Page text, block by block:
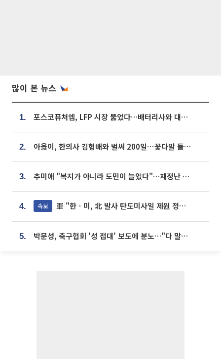
많이 본 뉴스
1. 포스코퓨처엠, LFP 시장 뚫었다…배터리사와 대규모 장기 공급 합의
2. 아옳이, 한의사 김형배와 벌써 200일⋯꽃다발 들고 "프러포즈 아냐"
3. 추미애 "복지가 아니라 도민이 늘었다"…재정난 책임론 정면돌파
4. 속보 軍 "한ㆍ미, 北 발사 탄도미사일 제원 정밀분석 중"
5. 박문성, 축구협회 '성 접대' 보도에 분노…"다 말아먹으려고 작정했나"